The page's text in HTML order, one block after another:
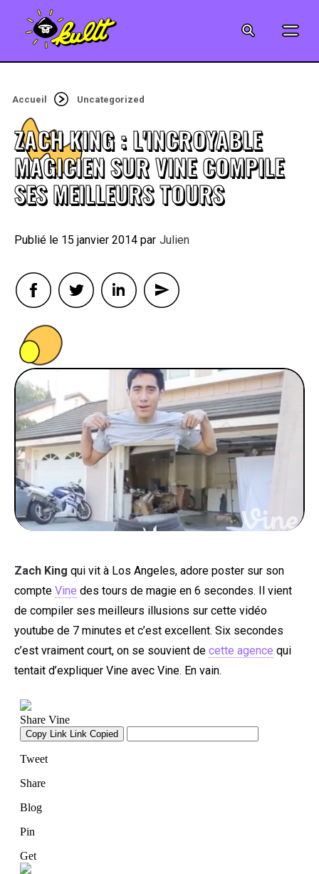
MUSIQUE
CRÉATION
ART
JEUX-VIDÉO
VINTAGE
FOOD
BONS PLANS
SOUTENEZ KULTT
Accueil Uncategorized
ZACH KING : L'INCROYABLE
MAGICIEN SUR VINE COMPILE
SES MEILLEURS TOURS
15 janvier 2014 By Julien
Zach King qui vit à Los Angeles, adore poster sur son
compte Vine des tours de magie en 6 secondes. Il vient
de compiler ses meilleurs illusions sur cette vidéo
youtube de 7 minutes et c’est excellent. Six secondes
c’est vraiment court, on se souvient de cette agence qui
tentait d’expliquer Vine avec Vine. En vain.